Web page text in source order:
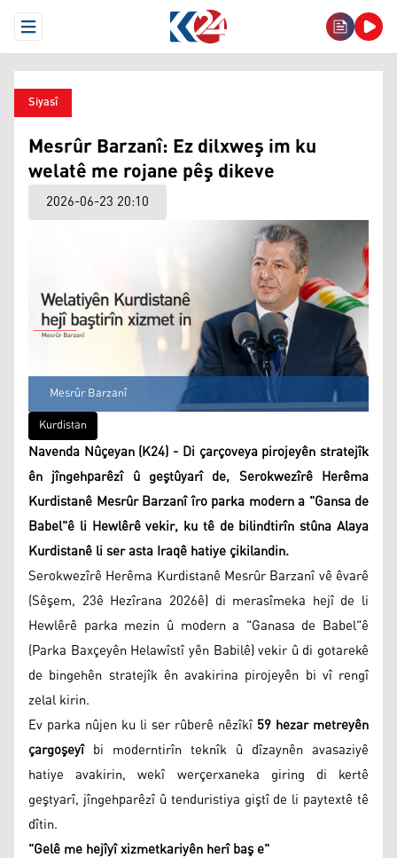
Open Menu
Siyasî
Mesrûr Barzanî: Ez dilxweş im ku
welatê me rojane pêş dikeve
2026-06-23 20:10
Mesrûr Barzanî
Kurdistan
Navenda Nûçeyan (K24) - Di çarçoveya pirojeyên stratejîk
ên jîngehparêzî û geştûyarî de, Serokwezîrê Herêma
Kurdistanê Mesrûr Barzanî îro parka modern a "Gansa de
Babel"ê li Hewlêrê vekir, ku tê de bilindtirîn stûna Alaya
Kurdistanê li ser asta Iraqê hatiye çikilandin.
Serokwezîrê Herêma Kurdistanê Mesrûr Barzanî vê êvarê
(Sêşem, 23ê Hezîrana 2026ê) di merasîmeka hejî de li
Hewlêrê parka mezin û modern a "Ganasa de Babel"ê
(Parka Baxçeyên Helawîstî yên Babilê) vekir û di gotarekê
de bingehên stratejîk ên avakirina pirojeyên bi vî rengî
zelal kirin.
Ev parka nûjen ku li ser rûberê nêzîkî 59 hezar metreyên
çargoşeyî bi moderntirîn teknîk û dîzaynên avasaziyê
hatiye avakirin, wekî werçerxaneka giring di kertê
geştyarî, jîngehparêzî û tenduristiya giştî de li paytextê tê
dîtin.
"Gelê me hejîyî xizmetkariyên herî baş e"